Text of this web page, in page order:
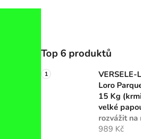
o
s
t
Top 6 produktů
VERSELE-
Loro
15 Kg
velké
rozvážit na
989 Kč